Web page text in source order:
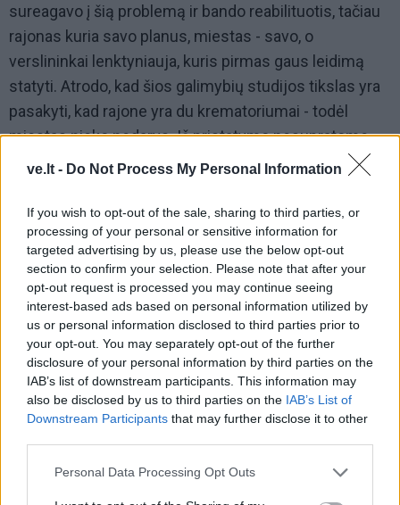
ve.lt - Do Not Process My Personal Information
If you wish to opt-out of the sale, sharing to third parties, or
processing of your personal or sensitive information for
targeted advertising by us, please use the below opt-out
section to confirm your selection. Please note that after your
opt-out request is processed you may continue seeing
interest-based ads based on personal information utilized by
us or personal information disclosed to third parties prior to
your opt-out. You may separately opt-out of the further
disclosure of your personal information by third parties on the
IAB’s list of downstream participants. This information may
also be disclosed by us to third parties on the IAB’s List of
Downstream Participants that may further disclose it to other
Personal Data Processing Opt Outs
sureagavo į šią problemą ir bando reabilituotis, tačiau
rajonas kuria savo planus, miestas - savo, o
verslininkai lenktyniauja, kuris pirmas gaus leidimą
statyti. Atrodo, kad šios galimybių studijos tikslas yra
pasakyti, kad rajone yra du krematoriumai - todėl
miestas nieko nedarys. Iš pristatymo nesupratome,
kokį sprendimą turės priimti Tarybos nariai", - sakė
Urbanistikos skyriaus vedėja diskusijos pabaigoje
informavo, kad jau yra gauti 37 raštai dėl
krematoriumų statybos, ir reziumavo, jog studija dar
nebaigta - po diskusijų su visuomene gali būti, jog
galimybių studijos išvados keisis.